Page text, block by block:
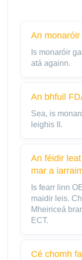
An
Is monaróir
atá againn.
An bhfuil
Sea, is
leighis II.
An féidir
mar a
Is fearr linn
maidir leis.
Mheiriceá
ECT.
Cé chomh